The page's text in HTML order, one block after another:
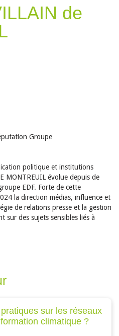
de
Groupe
politique et institutions
MONTREUIL évolue depuis de
EDF. Forte de cette
la direction médias, influence et
de relations presse et la gestion
sur des sujets sensibles liés à
sur les réseaux
climatique ?